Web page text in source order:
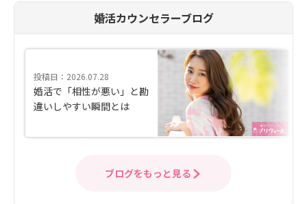
婚活カウンセラーブログ
投稿日：2026.07.28
婚活で「相性が悪い」と勘
違いしやすい瞬間とは
ブログをもっと見る